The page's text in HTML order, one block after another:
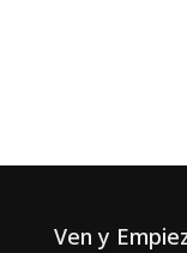
Ven y